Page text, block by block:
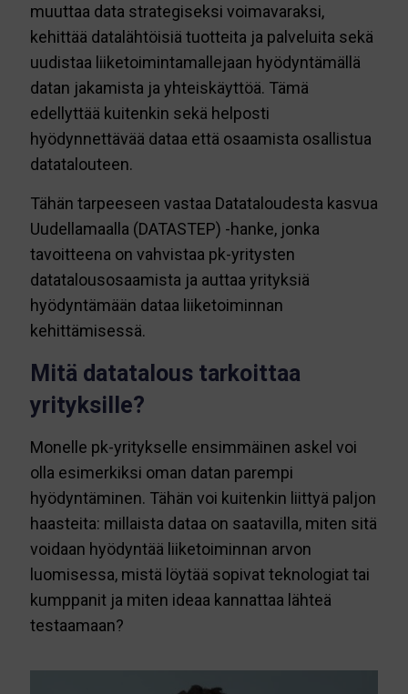
muuttaa data strategiseksi voimavaraksi,
kehittää datalähtöisiä tuotteita ja palveluita sekä
uudistaa liiketoimintamallejaan hyödyntämällä
datan jakamista ja yhteiskäyttöä. Tämä
edellyttää kuitenkin sekä helposti
hyödynnettävää dataa että osaamista osallistua
datatalouteen.
Tähän tarpeeseen vastaa Datataloudesta kasvua
Uudellamaalla (DATASTEP) -hanke, jonka
tavoitteena on vahvistaa pk-yritysten
datatalousosaamista ja auttaa yrityksiä
hyödyntämään dataa liiketoiminnan
kehittämisessä.
Mitä datatalous tarkoittaa
yrityksille?
Monelle pk-yritykselle ensimmäinen askel voi
olla esimerkiksi oman datan parempi
hyödyntäminen. Tähän voi kuitenkin liittyä paljon
haasteita: millaista dataa on saatavilla, miten sitä
voidaan hyödyntää liiketoiminnan arvon
luomisessa, mistä löytää sopivat teknologiat tai
kumppanit ja miten ideaa kannattaa lähteä
testaamaan?